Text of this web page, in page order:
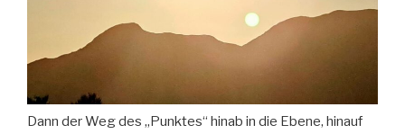
Dann der Weg des „Punktes“ hinab in die Ebene, hinauf